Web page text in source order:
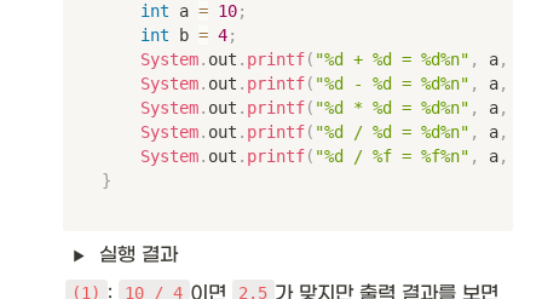
int a = 10;
int b = 4;
System. out . printf( "%d + %d = %d%n" , a,
System. out . printf( "%d - %d = %d%n" , a,
System. out . printf( "%d * %d = %d%n" , a,
System. out . printf( "%d / %d = %d%n" , a,
System. out . printf( "%d / %f = %f%n" , a,
}
실행 결과
(1) : 10 / 4 이면 2.5